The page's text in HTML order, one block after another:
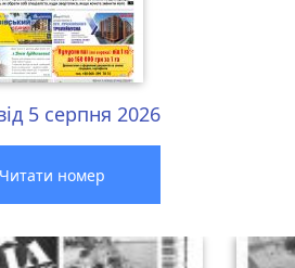
5 серпня 2026
Читати номер